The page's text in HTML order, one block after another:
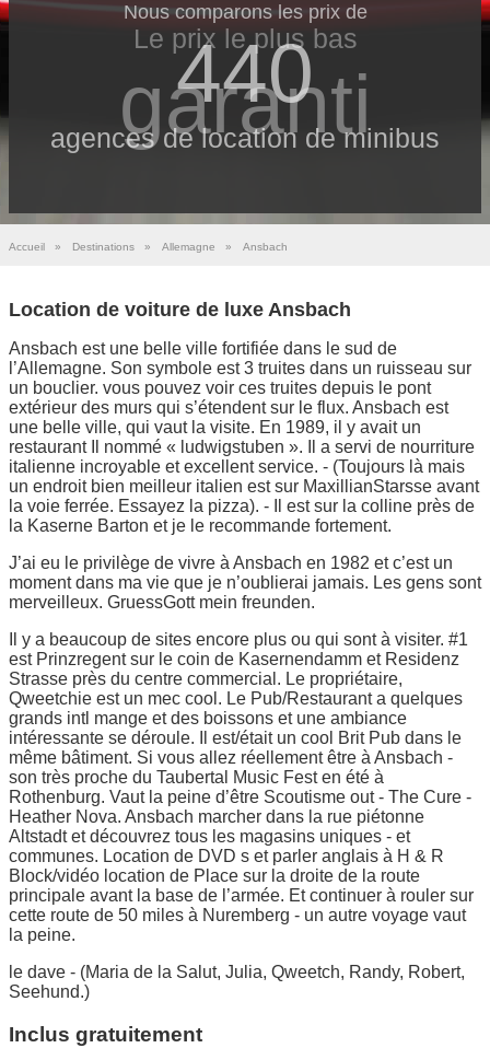
Nous comparons les prix de
440
agences de location de minibus
Le prix le​ plus bas
garanti
Accueil » Destinations » Allemagne » Ansbach
Location de voiture de luxe Ansbach
Ansbach est une belle ville fortifiée dans le sud de
l’Allemagne. Son symbole est 3 truites dans un ruisseau sur
un bouclier. vous pouvez voir ces truites depuis le pont
extérieur des murs qui s’étendent sur le flux. Ansbach est
une belle ville, qui vaut la visite. En 1989, il y avait un
restaurant Il nommé « ludwigstuben ». Il a servi de nourriture
italienne incroyable et excellent service. - (Toujours là mais
un endroit bien meilleur italien est sur MaxillianStarsse avant
la voie ferrée. Essayez la pizza). - Il est sur la colline près de
la Kaserne Barton et je le recommande fortement.
J’ai eu le privilège de vivre à Ansbach en 1982 et c’est un
moment dans ma vie que je n’oublierai jamais. Les gens sont
merveilleux. GruessGott mein freunden.
Il y a beaucoup de sites encore plus ou qui sont à visiter. #1
est Prinzregent sur le coin de Kasernendamm et Residenz
Strasse près du centre commercial. Le propriétaire,
Qweetchie est un mec cool. Le Pub/Restaurant a quelques
grands intl mange et des boissons et une ambiance
intéressante se déroule. Il est/était un cool Brit Pub dans le
même bâtiment. Si vous allez réellement être à Ansbach -
son très proche du Taubertal Music Fest en été à
Rothenburg. Vaut la peine d’être Scoutisme out - The Cure -
Heather Nova. Ansbach marcher dans la rue piétonne
Altstadt et découvrez tous les magasins uniques - et
communes. Location de DVD s et parler anglais à H & R
Block/vidéo location de Place sur la droite de la route
principale avant la base de l’armée. Et continuer à rouler sur
cette route de 50 miles à Nuremberg - un autre voyage vaut
la peine.
le dave - (Maria de la Salut, Julia, Qweetch, Randy, Robert,
Seehund.)
Inclus gratuitement